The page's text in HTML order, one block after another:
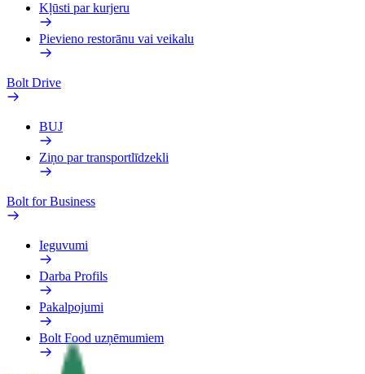
Kļūsti par kurjeru
Pievieno restorānu vai veikalu
Bolt Drive
BUJ
Ziņo par transportlīdzekli
Bolt for Business
Ieguvumi
Darba Profils
Pakalpojumi
Bolt Food uzņēmumiem